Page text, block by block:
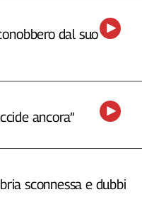
dal suo
ancora”
sconnessa e dubbi